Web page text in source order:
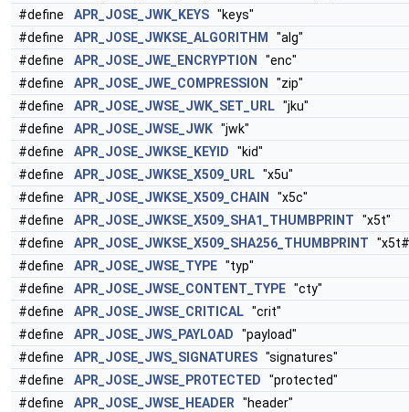
#define
APR_JOSE_JWK_KEYS "keys"
#define
APR_JOSE_JWKSE_ALGORITHM
"alg"
#define
APR_JOSE_JWE_ENCRYPTION
"enc"
#define
APR_JOSE_JWE_COMPRESSION
"zip"
#define
APR_JOSE_JWSE_JWK_SET_URL "jku"
#define
APR_JOSE_JWSE_JWK "jwk"
#define
APR_JOSE_JWKSE_KEYID "kid"
#define
APR_JOSE_JWKSE_X509_URL "x5u"
#define
APR_JOSE_JWKSE_X509_CHAIN
"x5c"
#define
APR_JOSE_JWKSE_X509_SHA1_THUMBPRINT "x5t"
#define
APR_JOSE_JWKSE_X509_SHA256_THUMBPRINT
#define
APR_JOSE_JWSE_TYPE "typ"
#define
APR_JOSE_JWSE_CONTENT_TYPE "cty"
#define
APR_JOSE_JWSE_CRITICAL "crit"
#define
APR_JOSE_JWS_PAYLOAD "payload"
#define
APR_JOSE_JWS_SIGNATURES "signatures"
#define
APR_JOSE_JWSE_PROTECTED "protected"
#define
APR_JOSE_JWSE_HEADER "header"